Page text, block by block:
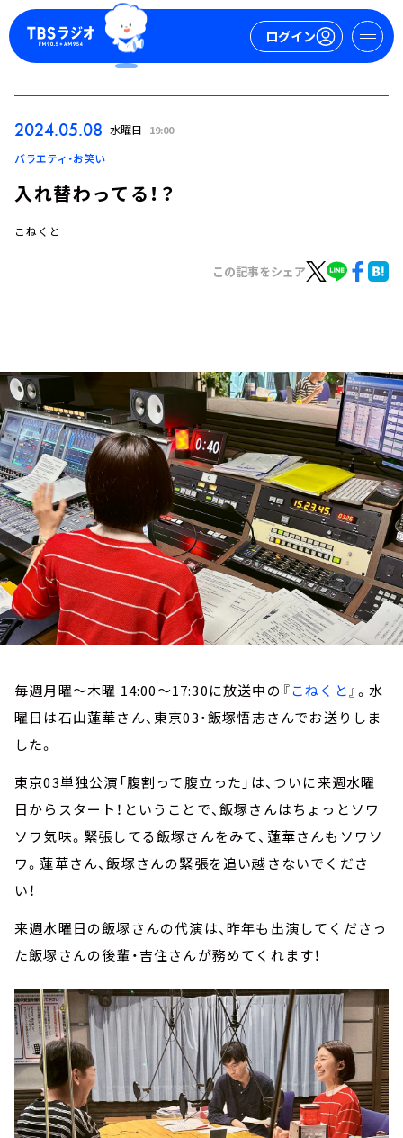
ログイン
ログイン
トピックス
TBS Podcast
お知らせ
イベント・グッズ
YouTube
会社情報
2024.05.08 水曜日 19:00
バラエティ・お笑い
入れ替わってる！？
こねくと
この記事をシェア
毎週月曜～木曜 14:00～17:30に放送中の『こねくと』。水
曜日は石山蓮華さん、東京03・飯塚悟志さんでお送りしま
した。
東京03単独公演「腹割って腹立った」は、ついに来週水曜
日からスタート！ということで、飯塚さんはちょっとソワ
ソワ気味。緊張してる飯塚さんをみて、蓮華さんもソワソ
ワ。蓮華さん、飯塚さんの緊張を追い越さないでくださ
い！
来週水曜日の飯塚さんの代演は、昨年も出演してくださっ
た飯塚さんの後輩・吉住さんが務めてくれます！